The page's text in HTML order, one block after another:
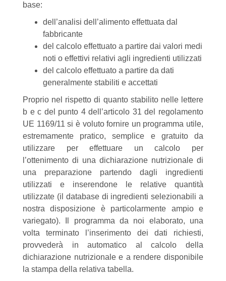
base:
dell’analisi dell’alimento effettuata dal
fabbricante
del calcolo effettuato a partire dai valori medi
noti o effettivi relativi agli ingredienti utilizzati
del calcolo effettuato a partire da dati
generalmente stabiliti e accettati
Proprio nel rispetto di quanto stabilito nelle lettere
b e c del punto 4 dell’articolo 31 del regolamento
UE 1169/11 si è voluto fornire un programma utile,
estremamente pratico, semplice e gratuito da
utilizzare per effettuare un calcolo per
l’ottenimento di una dichiarazione nutrizionale di
una preparazione partendo dagli ingredienti
utilizzati e inserendone le relative quantità
utilizzate (il database di ingredienti selezionabili a
nostra disposizione è particolarmente ampio e
variegato). Il programma da noi elaborato, una
volta terminato l’inserimento dei dati richiesti,
provvederà in automatico al calcolo della
dichiarazione nutrizionale e a rendere disponibile
la stampa della relativa tabella.